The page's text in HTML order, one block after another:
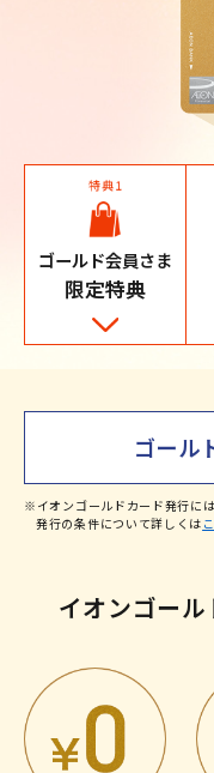
ゴールド会員さま
限定特典
ゴール
※イオンゴールドカード発行には
発行の条件について詳しくは
イオンゴー